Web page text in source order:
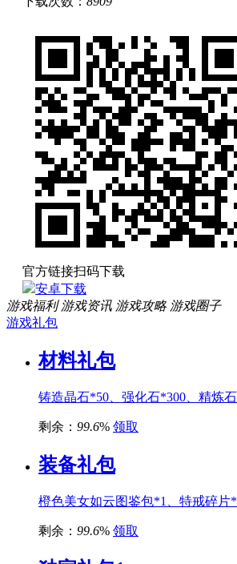
官方链接扫码下载
安卓下载
游戏福利 游戏资讯 游戏攻略 游戏圈子
游戏礼包
材料礼包
铸造晶石*50、强化石*300、精炼
剩余： 99.6% 领取
装备礼包
橙色美女如云图鉴包*1、特戒碎片
剩余： 99.6% 领取